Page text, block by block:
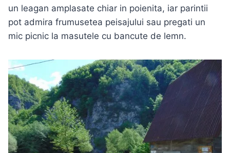
un leagan amplasate chiar in poienita, iar parintii
pot admira frumusetea peisajului sau pregati un
mic picnic la masutele cu bancute de lemn.